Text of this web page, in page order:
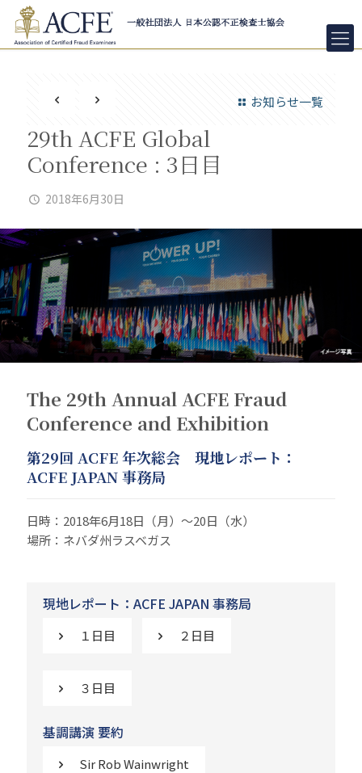
お知らせ一覧
29th ACFE Global
Conference : 3日目
2018年6月30日
The 29th Annual ACFE Fraud
Conference and Exhibition
第29回 ACFE 年次総会 現地レポート：
ACFE JAPAN 事務局
日時：2018年6月18日（月）～20日（水）
場所：ネバダ州ラスベガス
現地レポート：ACFE JAPAN 事務局
１日目 ２日目
３日目
基調講演 要約
Sir Rob Wainwright